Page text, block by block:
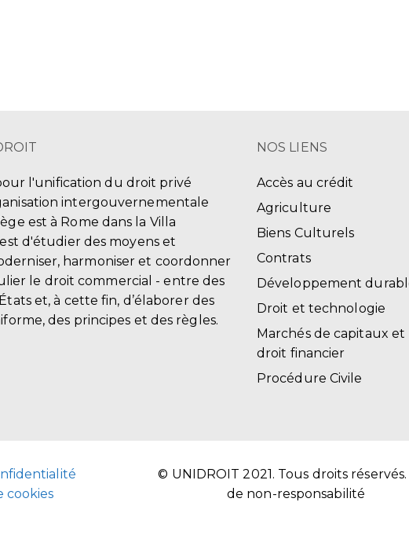
l'unification du droit privé
intergouvernementale
est à Rome dans la Villa
d'étudier des moyens et
harmoniser et coordonner
le droit commercial - entre des
et, à cette fin, d’élaborer des
des principes et des règles.
NOS LIENS
Accès au crédit
Agriculture
Biens Culturels
Contrats
Développement
Droit et technologie
Marchés de capitaux et
droit financier
Procédure Civile
cookies
© UNIDROIT 2021. Tous droits
de non-responsabilité